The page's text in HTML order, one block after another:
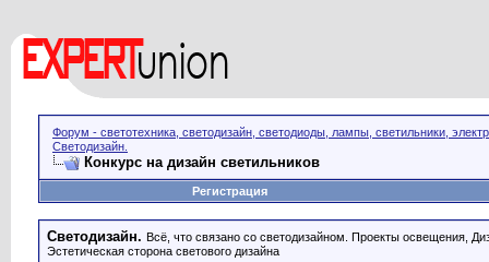
Форум - светотехника, светодизайн, светодиоды, лампы, светильники,
Светодизайн.
Конкурс на дизайн светильников
Регистрация
Светодизайн. Всё, что связано со светодизайном. Проекты освещения,
Эстетическая сторона светового дизайна